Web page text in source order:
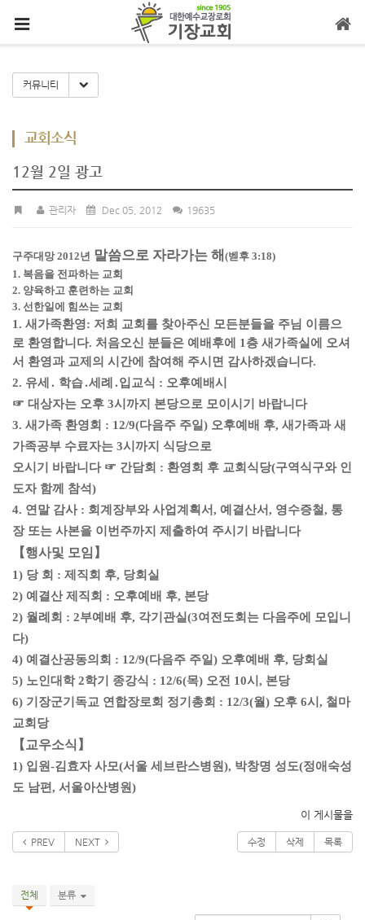
커뮤니티 Toggle Dropdown
교회소식
12월 2일 광고
관리자 Dec 05, 2012 19635
구주대망 2012년 말씀으로 자라가는 해 (벧후 3:18)
1. 복음을 전파하는 교회
2. 양육하고 훈련하는 교회
3. 선한일에 힘쓰는 교회
1. 새가족환영: 저희 교회를 찾아주신 모든분들을 주님 이름으
로 환영합니다. 처음오신 분들은 예배후에 1층 새가족실에 오셔
서 환영과 교제의 시간에 참여해 주시면 감사하겠습니다.
2. 유세․ 학습․세례․입교식 : 오후예배시
☞ 대상자는 오후 3시까지 본당으로 모이시기 바랍니다
3. 새가족 환영회 : 12/9(다음주 주일) 오후예배 후, 새가족과 새
가족공부 수료자는 3시까지 식당으로
오시기 바랍니다 ☞ 간담회 : 환영회 후 교회식당(구역식구와 인
도자 함께 참석)
4. 연말 감사 : 회계장부와 사업계획서, 예결산서, 영수증철, 통
장 또는 사본을 이번주까지 제출하여 주시기 바랍니다
【행사및 모임】
1) 당 회 : 제직회 후, 당회실
2) 예결산 제직회 : 오후예배 후, 본당
2) 월례회 : 2부예배 후, 각기관실(3여전도회는 다음주에 모입니
다)
4) 예결산공동의회 : 12/9(다음주 주일) 오후예배 후, 당회실
5) 노인대학 2학기 종강식 : 12/6(목) 오전 10시, 본당
6) 기장군기독교 연합장로회 정기총회 : 12/3(월) 오후 6시, 철마
교회당
【교우소식】
1) 입원-김효자 사모(서울 세브란스병원), 박창명 성도(정애숙성
도 남편, 서울아산병원)
이 게시물을
PREV NEXT 수정 삭제 목록
전체 분류